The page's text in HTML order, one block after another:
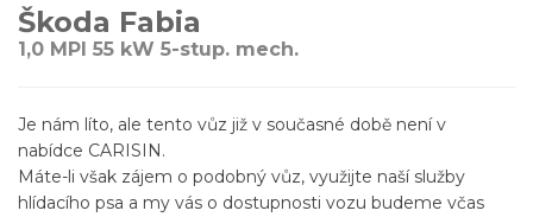
Škoda Fabia
1,0 MPI 55 kW 5-stup. mech.
Je nám líto, ale tento vůz již v současné době není v
nabídce CARISIN.
Máte-li však zájem o podobný vůz, využijte naší služby
hlídacího psa a my vás o dostupnosti vozu budeme včas